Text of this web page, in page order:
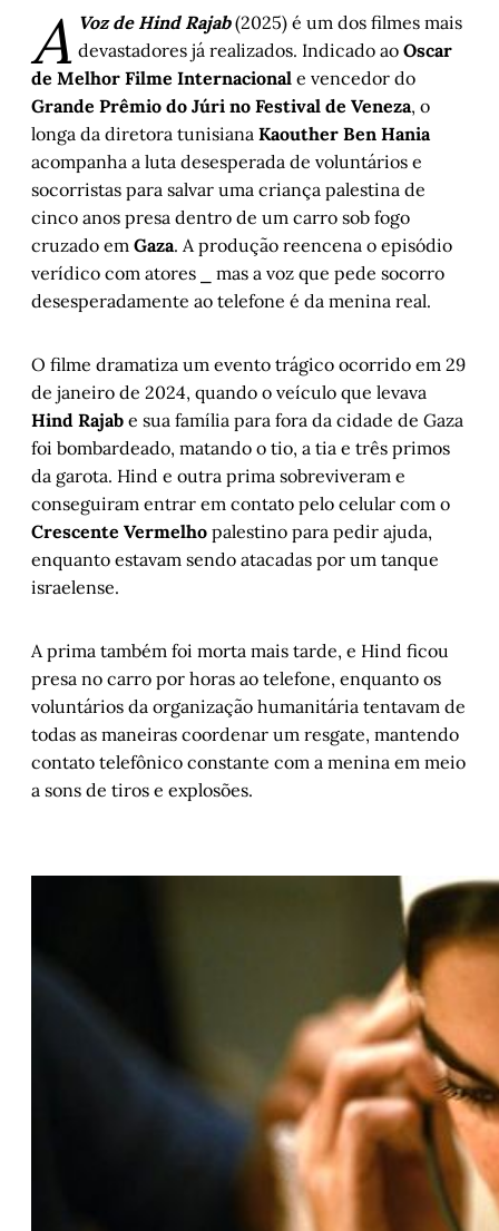
A Voz de Hind Rajab(2025) é um dos filmes mais
devastadores já realizados. Indicado ao Oscar
de Melhor Filme Internacional e vencedor do
Grande Prêmio do Júri no Festival de Veneza, o
longa da diretora tunisiana Kaouther Ben Hania
acompanha a luta desesperada de voluntários e
socorristas para salvar uma criança palestina de
cinco anos presa dentro de um carro sob fogo
cruzado em Gaza. A produção reencena o episódio
verídico com atores ⎯ mas a voz que pede socorro
desesperadamente ao telefone é da menina real.
O filme dramatiza um evento trágico ocorrido em 29
de janeiro de 2024, quando o veículo que levava
Hind Rajab e sua família para fora da cidade de Gaza
foi bombardeado, matando o tio, a tia e três primos
da garota. Hind e outra prima sobreviveram e
conseguiram entrar em contato pelo celular com o
Crescente Vermelho palestino para pedir ajuda,
enquanto estavam sendo atacadas por um tanque
israelense.
A prima também foi morta mais tarde, e Hind ficou
presa no carro por horas ao telefone, enquanto os
voluntários da organização humanitária tentavam de
todas as maneiras coordenar um resgate, mantendo
contato telefônico constante com a menina em meio
a sons de tiros e explosões.